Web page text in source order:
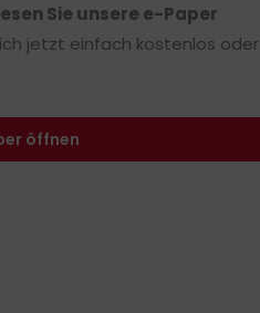
Sie unsere e-Paper
jetzt einfach kostenlos oder
öffnen